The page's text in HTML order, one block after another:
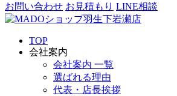
お問い合わせ お見積もり LINE相談
TOP
会社案内
会社案内 一覧
選ばれる理由
代表・店長挨拶